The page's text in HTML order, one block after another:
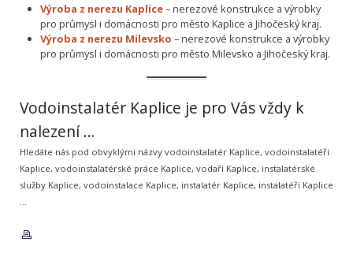
Výroba z nerezu Kaplice– nerezové konstrukce a výrobky
pro průmysl i domácnosti pro město Kaplice a Jihočeský kraj.
Výroba z nerezu Milevsko – nerezové konstrukce a výrobky
pro průmysl i domácnosti pro město Milevsko a Jihočeský kraj.
Vodoinstalatér Kaplice je pro Vás vždy k
nalezení …
Hledáte nás pod obvyklými názvy vodoinstalatér Kaplice, vodoinstalatéři
Kaplice, vodoinstalatérské práce Kaplice, vodaři Kaplice, instalatérské
služby Kaplice, vodoinstalace Kaplice, instalatér Kaplice, instalatéři Kaplice
…